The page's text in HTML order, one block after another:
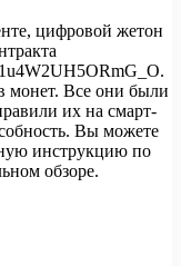
цифровой жетон
монет. Все они были
их на смарт-
Вы можете
инструкцию по
обзоре.